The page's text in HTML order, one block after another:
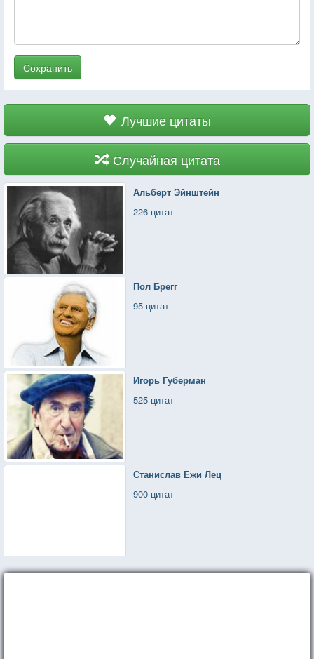
Сохранить
Лучшие цитаты
Случайная цитата
Альберт Эйнштейн
226 цитат
Пол Брегг
95 цитат
Игорь Губерман
525 цитат
Станислав Ежи Лец
900 цитат